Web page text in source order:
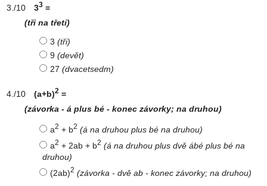
33 =
(tři na třetí)
3 (tři)
9 (devět)
27 (dvacetsedm)
(a+b)2 =
(závorka - á plus bé - konec závorky; na druhou)
a2 + b2 (á na druhou plus bé na druhou)
a2 + 2ab + b2 (á na druhou plus dvě ábé plus bé na
druhou)
(2ab)2 (závorka - dvě ab - konec závorky; na druhou)